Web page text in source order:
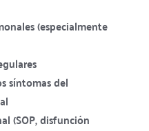
(especialmente
síntomas del
(SOP, disfunción